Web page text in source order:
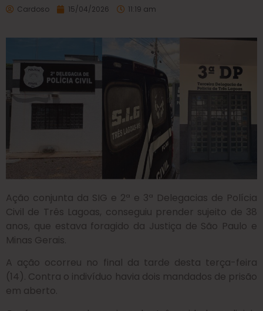
Cardoso 15/04/2026 11:19 am
Ação conjunta da SIG e 2ª e 3ª Delegacias de Polícia
Civil de Três Lagoas, conseguiu prender sujeito de 38
anos, que estava foragido da Justiça de São Paulo e
Minas Gerais.
A ação ocorreu no final da tarde desta terça-feira
(14). Contra o indivíduo havia dois mandados de prisão
em aberto.